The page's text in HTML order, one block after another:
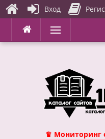
Перейти
содержимому
Меню
♛ Мониторинг
Вход